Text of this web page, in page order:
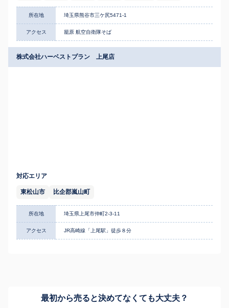
所在地 埼玉県熊谷市三ケ尻5471-1
アクセス 籠原 航空自衛隊そば
株式会社ハーベストプラン 上尾店
対応エリア
東松山市 比企郡嵐山町
所在地 埼玉県上尾市仲町2-3-11
アクセス JR高崎線「上尾駅」徒歩８分
最初から売ると決めてなくても大丈夫？